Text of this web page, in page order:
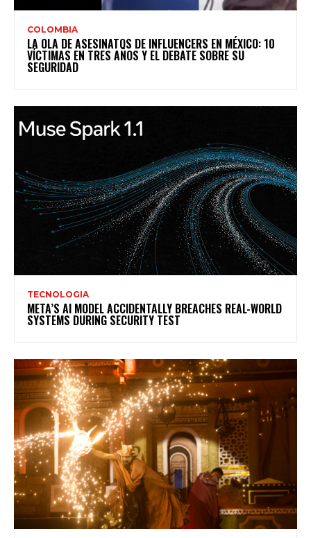
COLOMBIA
LA OLA DE ASESINATOS DE INFLUENCERS EN MÉXICO: 10
VÍCTIMAS EN TRES AÑOS Y EL DEBATE SOBRE SU
SEGURIDAD
TECNOLOGIA
META’S AI MODEL ACCIDENTALLY BREACHES REAL-WORLD
SYSTEMS DURING SECURITY TEST